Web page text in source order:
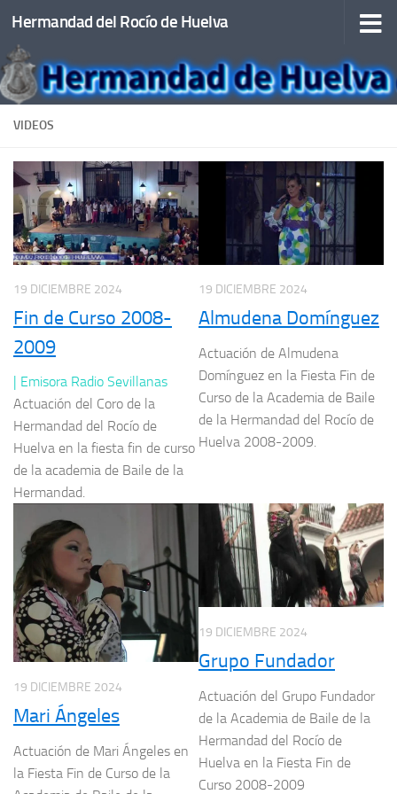
Saltar al contenido
Hermandad del Rocío de Huelva
VIDEOS
19 DICIEMBRE 2024
Fin de Curso 2008-
2009
| Emisora Radio Sevillanas
Actuación del Coro de la
Hermandad del Rocío de
Huelva en la fiesta fin de curso
de la academia de Baile de la
Hermandad.
19 DICIEMBRE 2024
Almudena Domínguez
Actuación de Almudena
Domínguez en la Fiesta Fin de
Curso de la Academia de Baile
de la Hermandad del Rocío de
Huelva 2008-2009.
19 DICIEMBRE 2024
Mari Ángeles
Actuación de Mari Ángeles en
la Fiesta Fin de Curso de la
19 DICIEMBRE 2024
Grupo Fundador
Actuación del Grupo Fundador
de la Academia de Baile de la
Hermandad del Rocío de
Huelva en la Fiesta Fin de
Curso 2008-2009